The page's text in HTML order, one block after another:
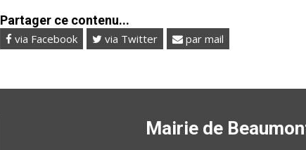
Partager ce contenu...
via Facebook via Twitter par mail
Mairie de